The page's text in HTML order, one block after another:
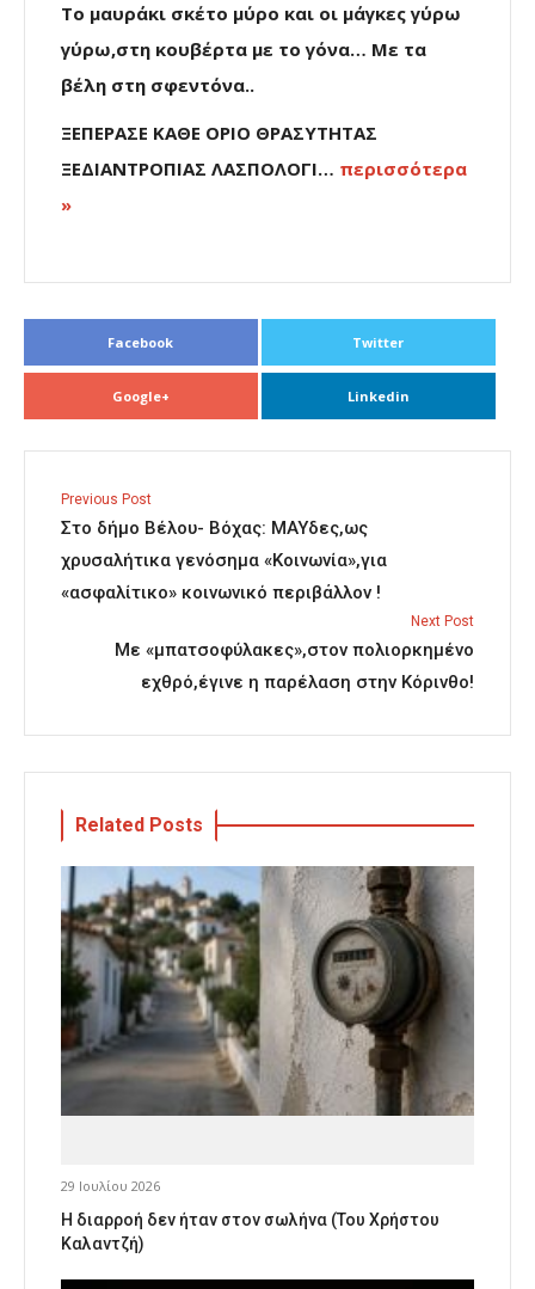
Το μαυράκι σκέτο μύρο και οι μάγκες γύρω
γύρω,στη κουβέρτα με το γόνα… Με τα
βέλη στη σφεντόνα..
ΞΕΠΕΡΑΣΕ ΚΑΘΕ ΟΡΙΟ ΘΡΑΣΥΤΗΤΑΣ
ΞΕΔΙΑΝΤΡΟΠΙΑΣ ΛΑΣΠΟΛΟΓΙ… περισσότερα
»
Facebook Twitter
Google+ Linkedin
Previous Post
Στο δήμο Βέλου- Βόχας: ΜΑΥδες,ως
χρυσαλήτικα γενόσημα «Κοινωνία»,για
«ασφαλίτικο» κοινωνικό περιβάλλον !
Next Post
Με «μπατσοφύλακες»,στον πολιορκημένο
εχθρό,έγινε η παρέλαση στην Κόρινθο!
Related Posts
29 Ιουλίου 2026
Η διαρροή δεν ήταν στον σωλήνα (Του Χρήστου
Καλαντζή)